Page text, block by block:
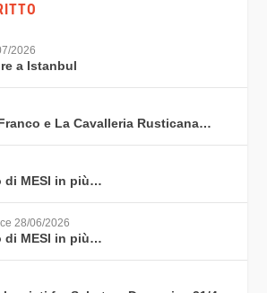
2026
a Istanbul
e La Cavalleria Rusticana…
di MESI in più…
28/06/2026
di MESI in più…